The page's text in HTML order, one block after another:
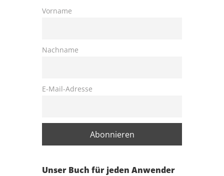
Vorname
Nachname
E-Mail-Adresse
Unser Buch für jeden Anwender